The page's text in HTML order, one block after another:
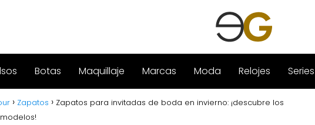
Botas Maquillaje Marcas Moda Relojes Series
Zapatos
Zapatos para invitadas de boda en invierno: ¡descubre los